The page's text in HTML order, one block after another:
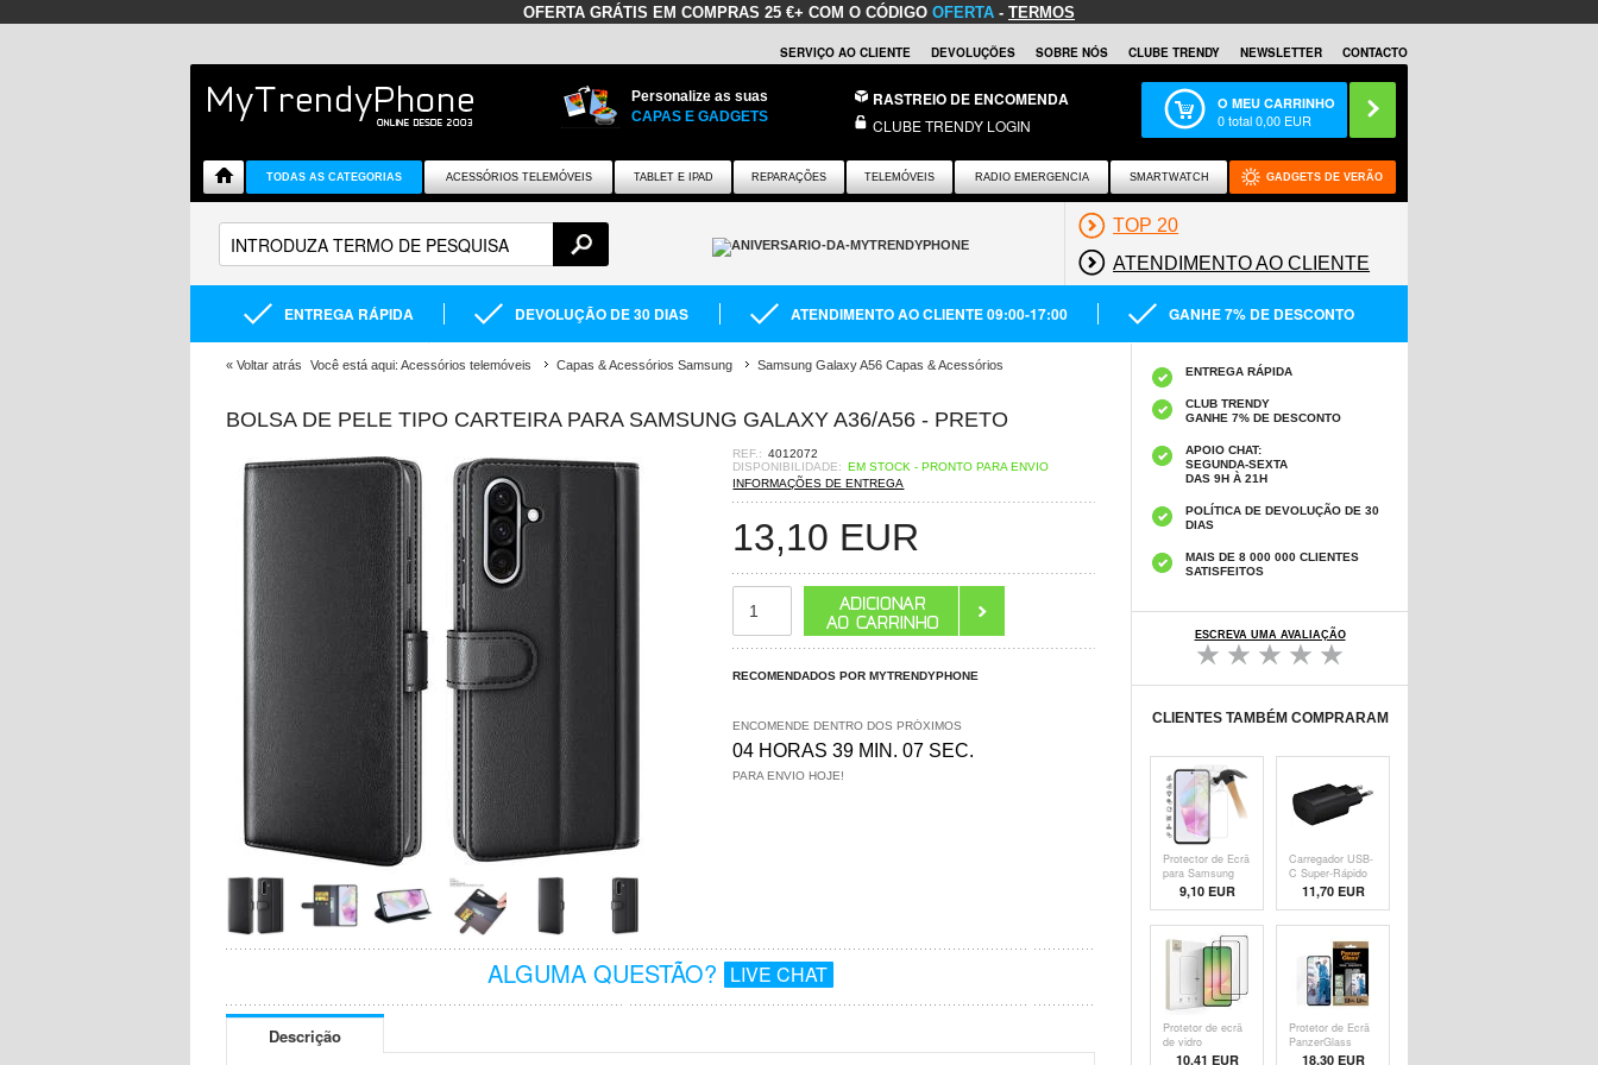
OFERTA GRÁTIS EM COMPRAS 25 €+ COM O CÓDIGO OFERTA - TERMOS
SERVIÇO AO CLIENTE DEVOLUÇÕES SOBRE NÓS CLUBE TRENDY NEWSLETTER CONTACTO
Personalize as suas
CAPAS E GADGETS
RASTREIO DE ENCOMENDA
CLUBE TRENDY LOGIN
O MEU CARRINHO
0total0,00 EUR
TODAS AS CATEGORIAS ACESSÓRIOS TELEMÓVEIS TABLET E IPAD REPARAÇÕES TELEMÓVEIS RADIO EMERGENCIA SMARTWATCH GADGETS DE VERÃO
TOP 20
ATENDIMENTO AO CLIENTE
ENTREGA RÁPIDA DEVOLUÇÃO DE 30 DIAS ATENDIMENTO AO CLIENTE 09:00-17:00 GANHE 7% DE DESCONTO
« Voltar atrás Você está aqui: Acessórios telemóveis Capas & Acessórios Samsung Samsung Galaxy A56 Capas & Acessórios
BOLSA DE PELE TIPO CARTEIRA PARA SAMSUNG GALAXY A36/A56 - PRETO
REF.: 4012072
DISPONIBILIDADE: EM STOCK - PRONTO PARA ENVIO
INFORMAÇÕES DE ENTREGA
13,10 EUR
RECOMENDADOS POR MYTRENDYPHONE
ENCOMENDE DENTRO DOS PRÓXIMOS
04 HORAS 39 MIN. 07 SEC.
PARA ENVIO HOJE!
ALGUMA QUESTÃO? LIVE CHAT
Descrição
ENTREGA RÁPIDA
CLUB TRENDY
GANHE 7% DE DESCONTO
APOIO CHAT:
SEGUNDA-SEXTA
DAS 9H À 21H
POLÍTICA DE DEVOLUÇÃO DE 30
DIAS
MAIS DE 8 000 000 CLIENTES
SATISFEITOS
ESCREVA UMA AVALIAÇÃO
CLIENTES TAMBÉM COMPRARAM
Protector de Ecrã
para Samsung
Galaxy A36/A56 -
Case Friendly -
Transparente
9,10 EUR
Carregador USB-
C Super-Rápido
Samsung EP-
TA800EBE - Bulk
- Preto
11,70EUR
Protetor de ecrã
de vidro
temperado
10,41 EUR
Protetor de Ecrã
PanzerGlass
Ultra-Wide Fit
18,30 EUR